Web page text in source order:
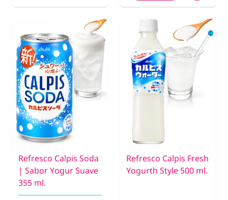
Refresco Calpis Soda
| Sabor Yogur Suave
355 ml.
Refresco Calpis Fresh
Yogurth Style 500 ml.